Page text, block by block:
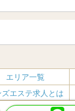
赤
銀
大須
千種・
一
肥後
日
エリア一覧
ズエステ求人とは